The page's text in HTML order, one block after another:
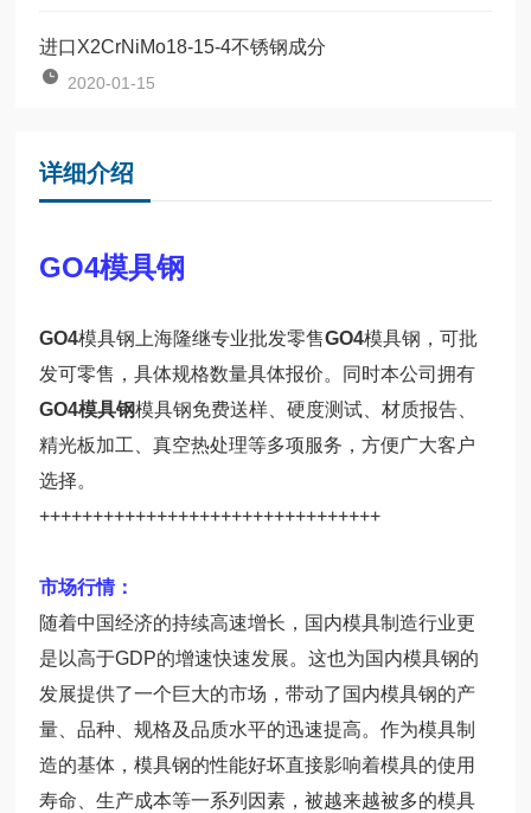
进口X2CrNiMo18-15-4不锈钢成分
2020-01-15
详细介绍
GO4模具钢
GO4模具钢上海隆继专业批发零售GO4模具钢，可批
发可零售，具体规格数量具体报价。同时本公司拥有
GO4模具钢模具钢免费送样、硬度测试、材质报告、
精光板加工、真空热处理等多项服务，方便广大客户
选择。
++++++++++++++++++++++++++++++++
市场行情：
随着中国经济的持续高速增长，国内模具制造行业更
是以高于GDP的增速快速发展。这也为国内模具钢的
发展提供了一个巨大的市场，带动了国内模具钢的产
量、品种、规格及品质水平的迅速提高。作为模具制
造的基体，模具钢的性能好坏直接影响着模具的使用
寿命、生产成本等一系列因素，被越来越被多的模具